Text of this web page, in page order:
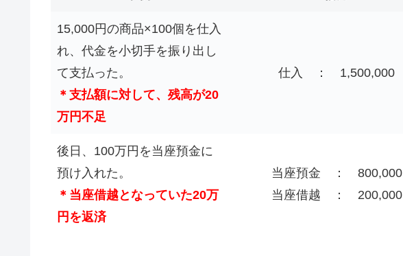
15,000円の商品×100個を仕入
れ、代金を小切手を振り出し
て支払った。
＊支払額に対して、残高が20
万円不足
仕入 ： 1,500,000
後日、100万円を当座預金に
預け入れた。
＊当座借越となっていた20万
円を返済
当座預金 ： 800,000
当座借越 ： 200,000